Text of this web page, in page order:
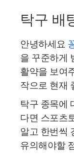
탁구 배
안녕하세요
을 꾸준하게
활약을 보여
작으로 현재
탁구 종목에
다면 스포츠
알고 한번씩
유의해야할